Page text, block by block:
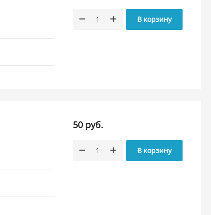
В корзину
50 руб.
В корзину